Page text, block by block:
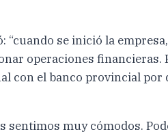
se inició la
operaciones
con el banco provincial por
sentimos muy cómodos.